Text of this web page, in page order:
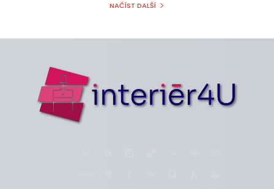
NAČÍST DALŠÍ